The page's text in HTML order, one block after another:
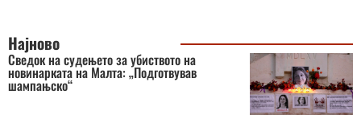
Најново
Сведок на судењето за убиството на
новинарката на Малта: „Подготвував
шампањско“